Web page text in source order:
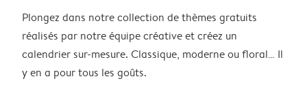
Plongez dans notre collection de thèmes gratuits
réalisés par notre équipe créative et créez un
calendrier sur-mesure. Classique, moderne ou floral… Il
y en a pour tous les goûts.